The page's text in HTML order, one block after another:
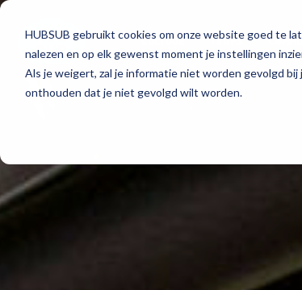
HUBSUB gebruikt cookies om onze website goed te
nalezen en op elk gewenst moment je instellingen
Als je weigert, zal je informatie niet worden gevolgd
onthouden dat je niet gevolgd wilt worden.
CULTUUR TEAMS